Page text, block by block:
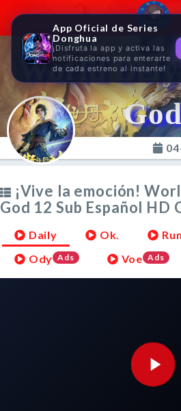
World
¡Vive la emoción!
God 12 Sub Español HD
Daily Ok.
Ody Ads Voe Ads
App Oficial de Series
Donghua
¡Disfruta la app y activa las
notificaciones para enterarte
de cada estreno al instante!